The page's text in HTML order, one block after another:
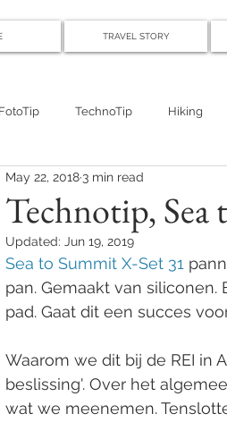
TRAVEL STORY
FotoTip TechnoTip Hiking
Technotip, Sea
May 22, 2018 3 min read
Updated: Jun 19, 2019
Sea to Summit X-Set 31
pan. Gemaakt van
pad. Gaat dit een succes
Waarom we dit bij de REI in
beslissing'. Over het
wat we meenemen.